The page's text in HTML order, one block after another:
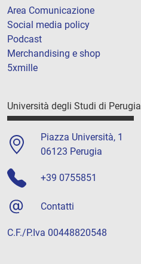
Area Comunicazione
Social media policy
Podcast
Merchandising e shop
5xmille
Università degli Studi di Perugia
Piazza Università, 1
06123 Perugia
+39 0755851
Contatti
C.F./P.Iva 00448820548